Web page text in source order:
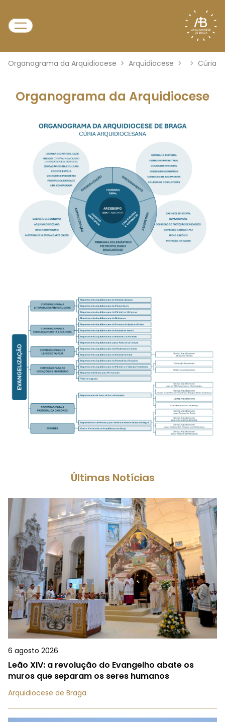
Organograma da Arquidiocese > Arquidiocese > > Cúria
Organograma da Arquidiocese
Últimas Notícias
6 agosto 2026
Leão XIV: a revolução do Evangelho abate os
muros que separam os seres humanos
Arquidiocese de Braga